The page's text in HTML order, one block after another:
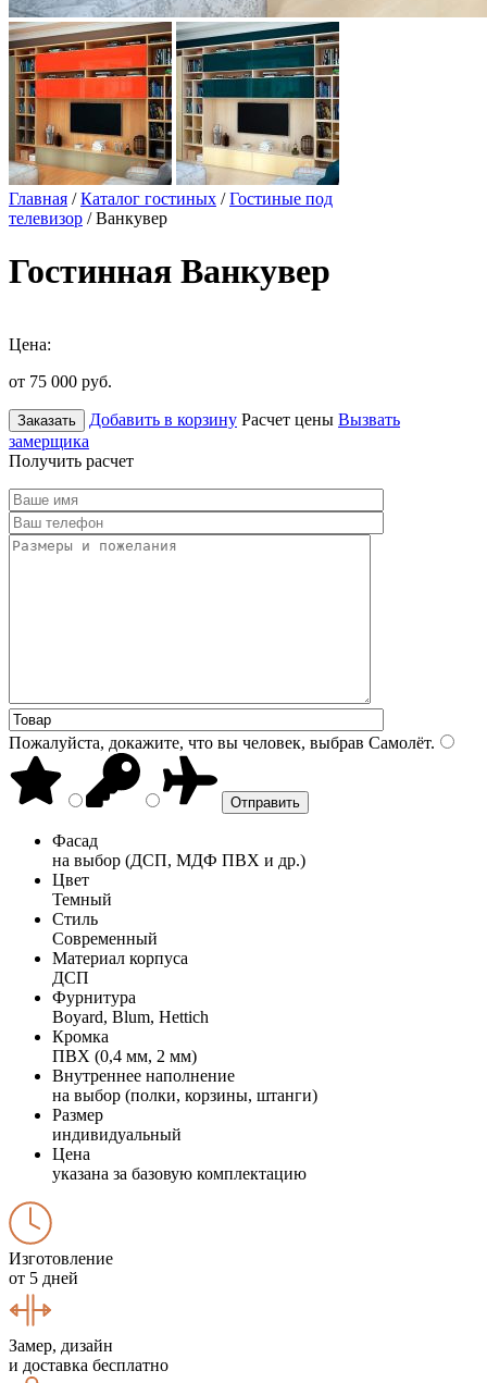
Главная /Каталог гостиных /Гостиные под
телевизор / Ванкувер
Гостинная Ванкувер
Цена:
от 75 000 руб.
Заказать Добавить в корзину Расчет цены Вызвать
замерщика
Получить расчет
Пожалуйста, докажите, что вы человек, выбрав Самолёт.
Фасад
на выбор (ДСП, МДФ ПВХ и др.)
Цвет
Темный
Стиль
Современный
Материал корпуса
ДСП
Фурнитура
Boyard, Blum, Hettich
Кромка
ПВХ (0,4 мм, 2 мм)
Внутреннее наполнение
на выбор (полки, корзины, штанги)
Размер
индивидуальный
Цена
указана за базовую комплектацию
Изготовление
от 5 дней
Замер, дизайн
и доставка бесплатно